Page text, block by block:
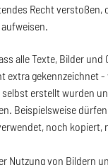
Recht verstoßen,
alle Texte, Bilder und
extra gekennzeichnet
erstellt wurden
Beispielsweise
noch kopiert,
Nutzung von Bildern